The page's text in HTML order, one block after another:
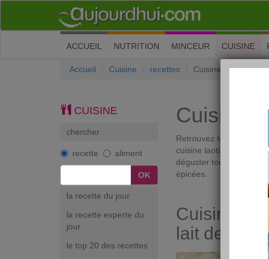
ACCUEIL (current)
NUTRITION MINCEUR CUISINE
Accueil Cuisine recettes Cuisine laotienne
CUISINE
chercher
recette aliment
la recette du jour
la recette experte du
jour
le top 20 des recettes
Cuisine
Retrouvez toutes les
cuisine laotienne est
déguster toutes sortes
épicées.
Cuisine
lait de